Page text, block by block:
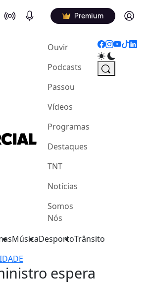
On Air Podcasts Premium Log in
Ouvir(current)
Podcasts
Passou
Vídeos
Programas
Destaques
TNT
Notícias
Somos
Nós
MúsicaDesportoTrânsito
espera